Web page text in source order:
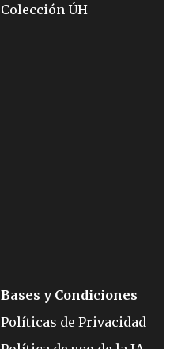
Colección ÚH
Bases y Condiciones
Políticas de Privacidad